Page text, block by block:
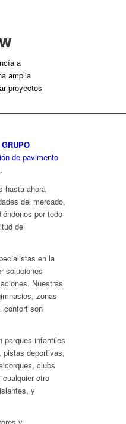
a
amplia
proyectos
GRUPO
de pavimento
hasta ahora
del mercado,
por todo
de
en la
soluciones
Nuestras
zonas
confort son
infantiles
pistas deportivas,
clubs
otro
y